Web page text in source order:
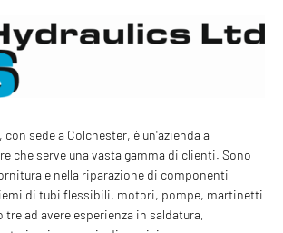
con sede a Colchester, è un'azienda a
che serve una vasta gamma di clienti. Sono
e nella riparazione di componenti
di tubi flessibili, motori, pompe, martinetti
ad avere esperienza in saldatura,